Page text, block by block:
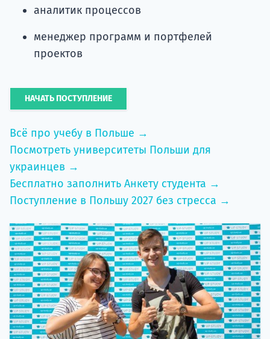
аналитик процессов
менеджер программ и портфелей
проектов
НАЧАТЬ ПОСТУПЛЕНИЕ
Всё про учебу в Польше →
Посмотреть университеты Польши для
украинцев →
Бесплатно заполнить Анкету студента →
Поступление в Польшу 2027 без стресса →